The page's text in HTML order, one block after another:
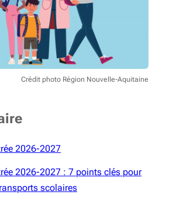
Crédit photo Région Nouvelle-Aquitaine
2026-2027
2026-2027 : 7 points clés pour
scolaires